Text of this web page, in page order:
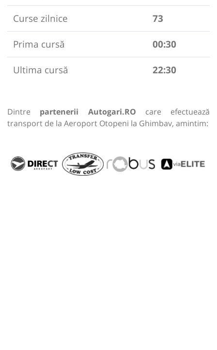
Curse zilnice
73
Prima cursă
00:30
Ultima cursă
22:30
Dintre partenerii Autogari.RO care efectuează
transport de la Aeroport Otopeni la Ghimbav, amintim: